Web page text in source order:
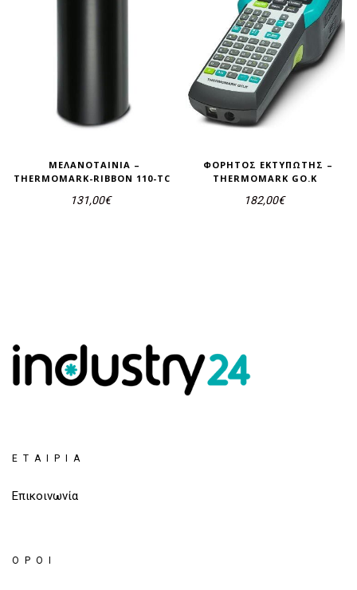
ΜΕΛΑΝΟΤΑΙΝΊΑ –
THERMOMARK-RIBBON 110-TC
131,00€
ΦΟΡΗΤΌΣ ΕΚΤΥΠΩΤΉΣ –
THERMOMARK GO.K
182,00€
ΕΤΑΙΡΊΑ
Επικοινωνία
ΌΡΟΙ